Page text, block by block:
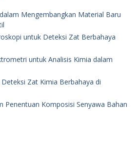
Mengembangkan Material Baru
untuk Deteksi Zat Berbahaya
untuk Analisis Kimia dalam
Zat Kimia Berbahaya di
Penentuan Komposisi Senyawa Bahan